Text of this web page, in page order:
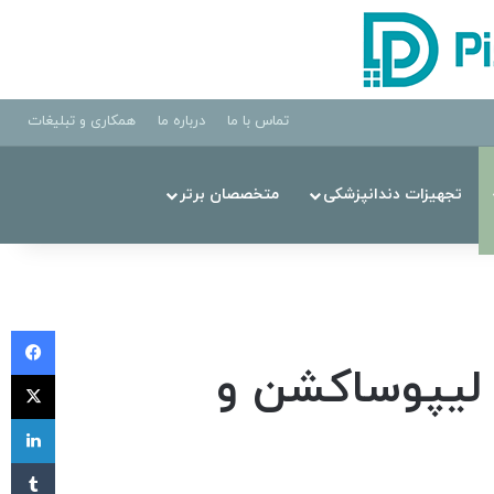
تماس با ما درباره ما همکاری و تبلیغات
تجهیزات دندانپزشکی متخصصان برتر
و
X